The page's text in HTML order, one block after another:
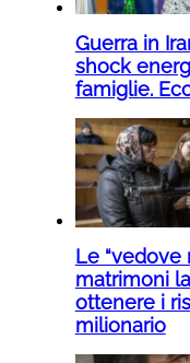
Guerra in
shock
famiglie.
Le “vedove
matrimoni
ottenere i
milionario